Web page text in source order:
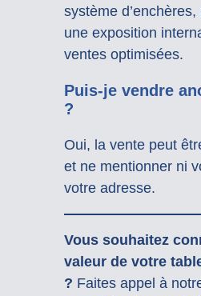
système
une exposition
ventes optimisées.
Puis-je vendre
?
Oui, la vente peut
et ne mentionner ni
votre adresse.
Vous souhaitez
valeur de votre
? Faites appel à